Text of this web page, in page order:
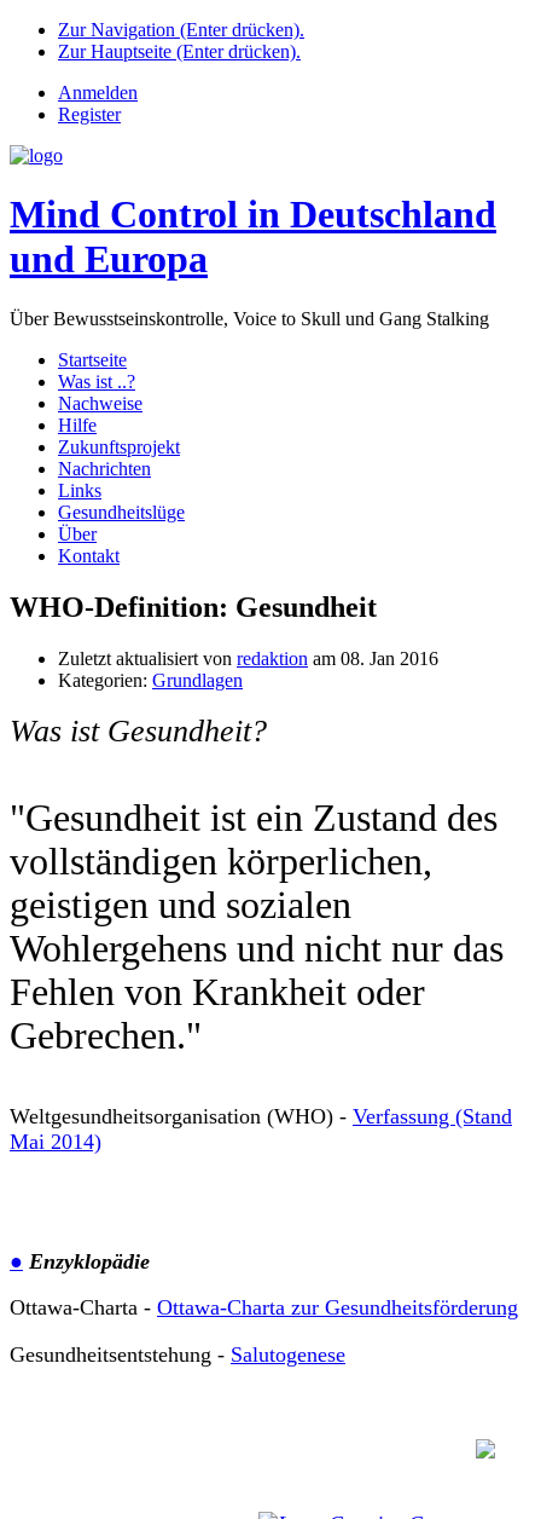
Zur Navigation (Enter drücken).
Zur Hauptseite (Enter drücken).
Anmelden
Register
Mind Control in Deutschland
und Europa
Über Bewusstseinskontrolle, Voice to Skull und Gang Stalking
Startseite
Was ist ..?
Nachweise
Hilfe
Zukunftsprojekt
Nachrichten
Links
Gesundheitslüge
Über
Kontakt
WHO-Definition: Gesundheit
Zuletzt aktualisiert von redaktion am 08. Jan 2016
Kategorien: Grundlagen
Was ist Gesundheit?
"Gesundheit ist ein Zustand des
vollständigen körperlichen,
geistigen und sozialen
Wohlergehens und nicht nur das
Fehlen von Krankheit oder
Gebrechen."
Weltgesundheitsorganisation (WHO) - Verfassung (Stand
Mai 2014)
● Enzyklopädie
Ottawa-Charta - Ottawa-Charta zur Gesundheitsförderung
Gesundheitsentstehung - Salutogenese